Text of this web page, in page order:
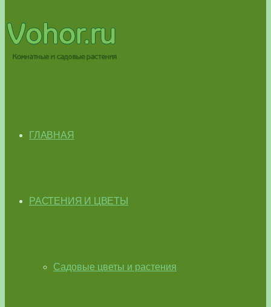
ГЛАВНАЯ
РАСТЕНИЯ И ЦВЕТЫ
Садовые цветы и растения